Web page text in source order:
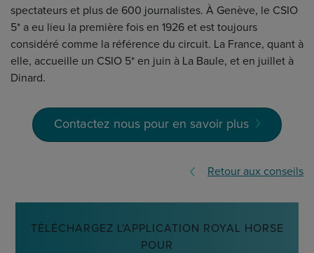
spectateurs et plus de 600 journalistes. À Genève, le CSIO
5* a eu lieu la première fois en 1926 et est toujours
considéré comme la référence du circuit. La France, quant à
elle, accueille un CSIO 5* en juin à La Baule, et en juillet à
Dinard.
Contactez nous pour en savoir plus
Retour aux conseils
TÉLÉCHARGEZ L'APPLICATION ROYAL HORSE
POUR